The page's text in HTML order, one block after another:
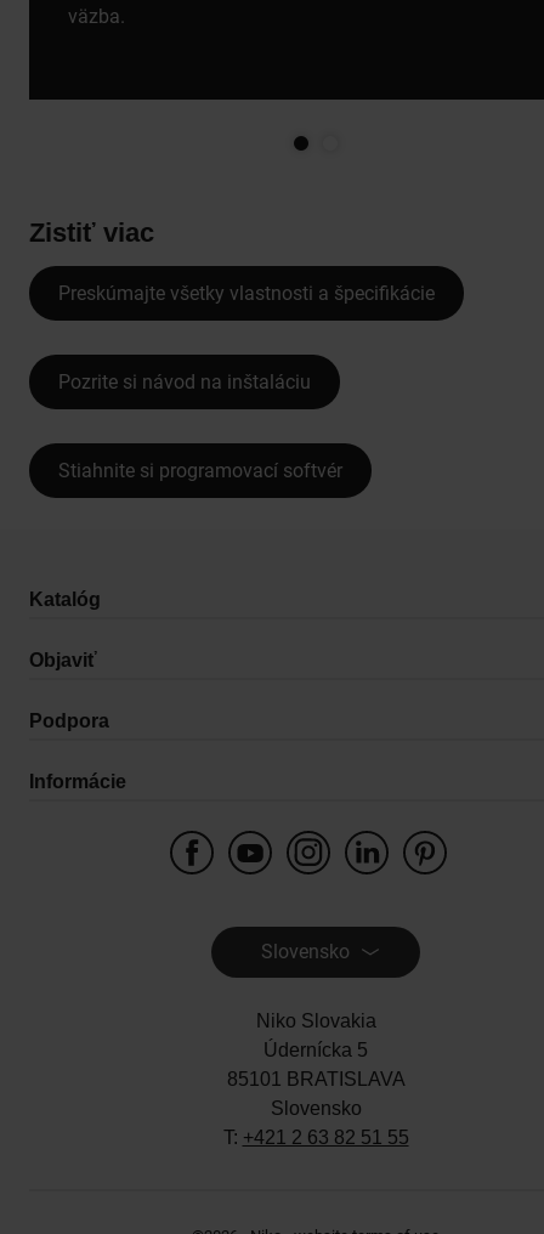
väzba.
Zistiť viac
Preskúmajte všetky vlastnosti a špecifikácie
Pozrite si návod na inštaláciu
Stiahnite si programovací softvér
Katalóg
Objaviť
Podpora
Informácie
Slovensko
Niko Slovakia
Údernícka 5
85101 BRATISLAVA
Slovensko
T: +421 2 63 82 51 55